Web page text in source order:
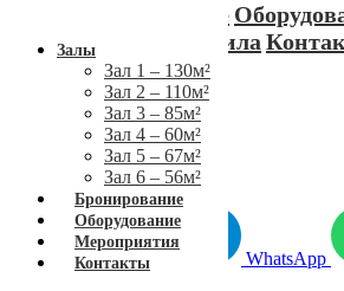
Залы
Зал 1 – 130м²
Зал 2 – 110м²
Зал 3 – 85м²
Зал 4 – 60м²
Зал 5 – 67м²
Зал 6 – 56м²
Бронирование
Оборудование
Мероприятия
Контакты
Бронирование
Мероприятия
Правила
+7 (915) 301-47-47
ул. Дмитрия Ульянова 42
м. Академическая
Telegram WhatsApp